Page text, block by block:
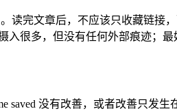
读完文章后，不应该只收藏链接
很多，但没有任何外部痕迹；
saved 没有改善，或者改善只